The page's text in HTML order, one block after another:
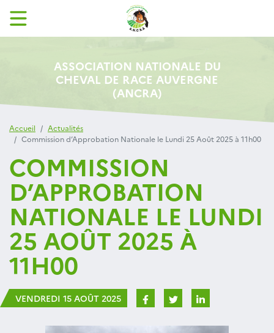
ASSOCIATION NATIONALE DU
CHEVAL DE RACE AUVERGNE
(ANCRA)
Accueil
Actualités
Commission d’Approbation Nationale le Lundi 25 Août 2025 à 11h00
COMMISSION
D’APPROBATION
NATIONALE LE LUNDI
25 AOÛT 2025 À
11H00
VENDREDI 15 AOÛT 2025